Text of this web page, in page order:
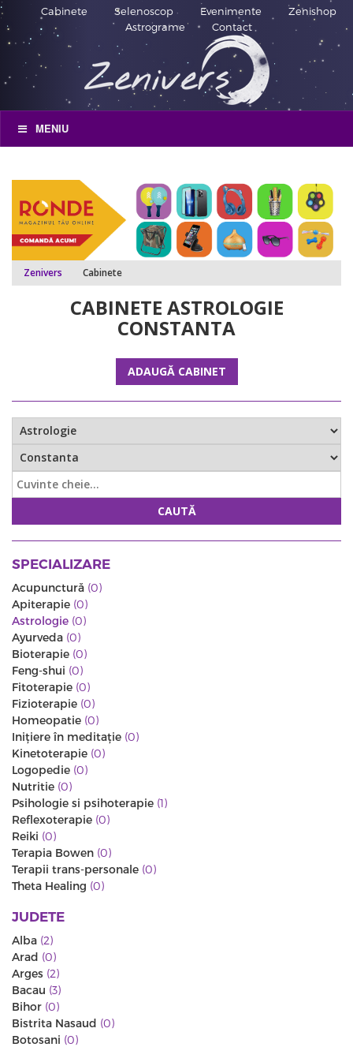
Cabinete Selenoscop Evenimente
Zenishop
Astrograme
Contact
MENIU
Zenivers Cabinete
CABINETE ASTROLOGIE
CONSTANTA
ADAUGĂ CABINET
CAUTĂ
SPECIALIZARE
Acupunctură (0)
Apiterapie (0)
Astrologie (0)
Ayurveda (0)
Bioterapie (0)
Feng-shui (0)
Fitoterapie (0)
Fizioterapie (0)
Homeopatie (0)
Iniţiere în meditaţie (0)
Kinetoterapie (0)
Logopedie (0)
Nutritie (0)
Psihologie si psihoterapie (1)
Reflexoterapie (0)
Reiki (0)
Terapia Bowen (0)
Terapii trans-personale (0)
Theta Healing (0)
JUDETE
Alba (2)
Arad (0)
Arges (2)
Bacau (3)
Bihor (0)
Bistrita Nasaud (0)
Botosani (0)